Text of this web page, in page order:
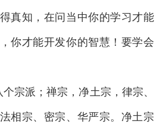
真知，在问当中你的学习才能
你才能开发你的智慧！要学会
宗派；禅宗，净土宗，律宗、
相宗、密宗、华严宗。净土宗